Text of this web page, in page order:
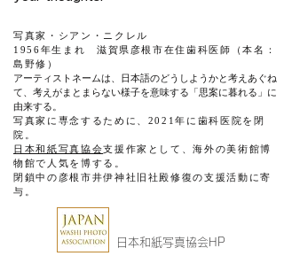
写真家・シアン・ニクレル
1956年生まれ 滋賀県彦根市在住歯科医師（本名：
島野修）
アーティストネームは、日本語のどうしようかと考えあぐね
て、考えがまとまらない様子を意味する「思案に暮れる」に
由来する。
写真家に専念するために、2021年に歯科医院を閉
院。
日本和紙写真協会支援作家として、海外の美術館博
物館で人気を博する。​
​閉鎖中の彦根市井伊神社旧社殿修復の支援活動に寄
与。​
日本和紙写真協会HP